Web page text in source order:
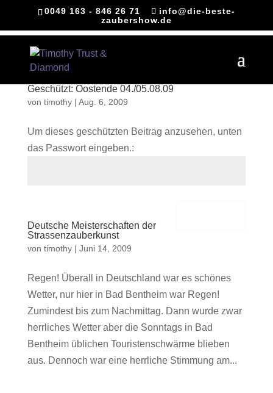
0049 163 - 846 26 71
info@die-beste-
zaubershow.de
Geschützt: Oostende 04./05.08.09
von timothy| Aug. 6, 2009
Um dieses geschützten Beitrag anzusehen, unten
das Passwort eingeben.:
Deutsche Meisterschaften der
Strassenzauberkunst
von timothy| Juni 14, 2009
Regen! Überall in Deutschland war es schönes
Wetter, nur hier in Bad Bentheim war Regen!
Zumindest bis zum Nachmittag. Dann wurde zwar
herrliches Wetter aber die Sonntags in Bad
Bentheim üblichen Touristenschwärme blieben
aus. Dennoch war eine herrliche Stimmung am...